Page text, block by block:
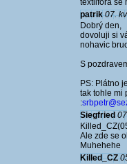
textilfóra se
patrik 07.
Dobrý den,
dovoluji si
nohavic
S
PS: Plátno
tak tohle mi
:
Siegfried
Ale zde se
Muhehehe
Killed_CZ